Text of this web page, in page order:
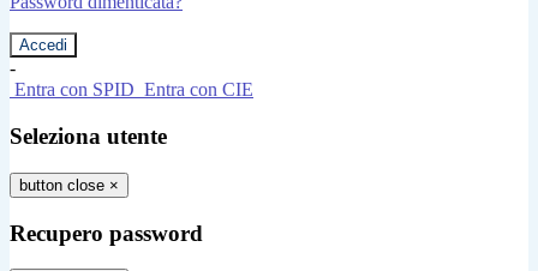
-
Entra con SPID Entra con CIE
Seleziona utente
button close ×
Recupero password